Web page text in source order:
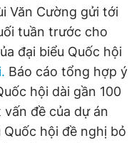
Văn Cường gửi tới
tuần trước cho
đại biểu Quốc hội
Báo cáo tổng hợp ý
hội dài gần 100
đề của dự án
hội đề nghị bỏ